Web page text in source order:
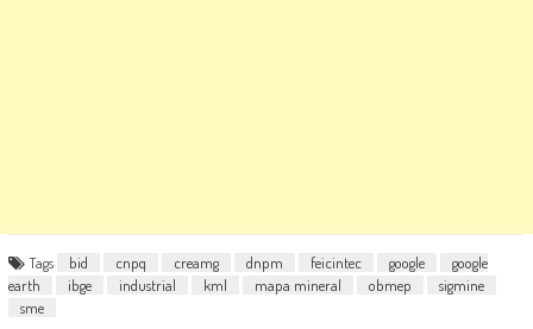
Tags bid cnpq creamg dnpm feicintec google
google
earth
ibge industrial kml mapa mineral obmep
sigmine
sme